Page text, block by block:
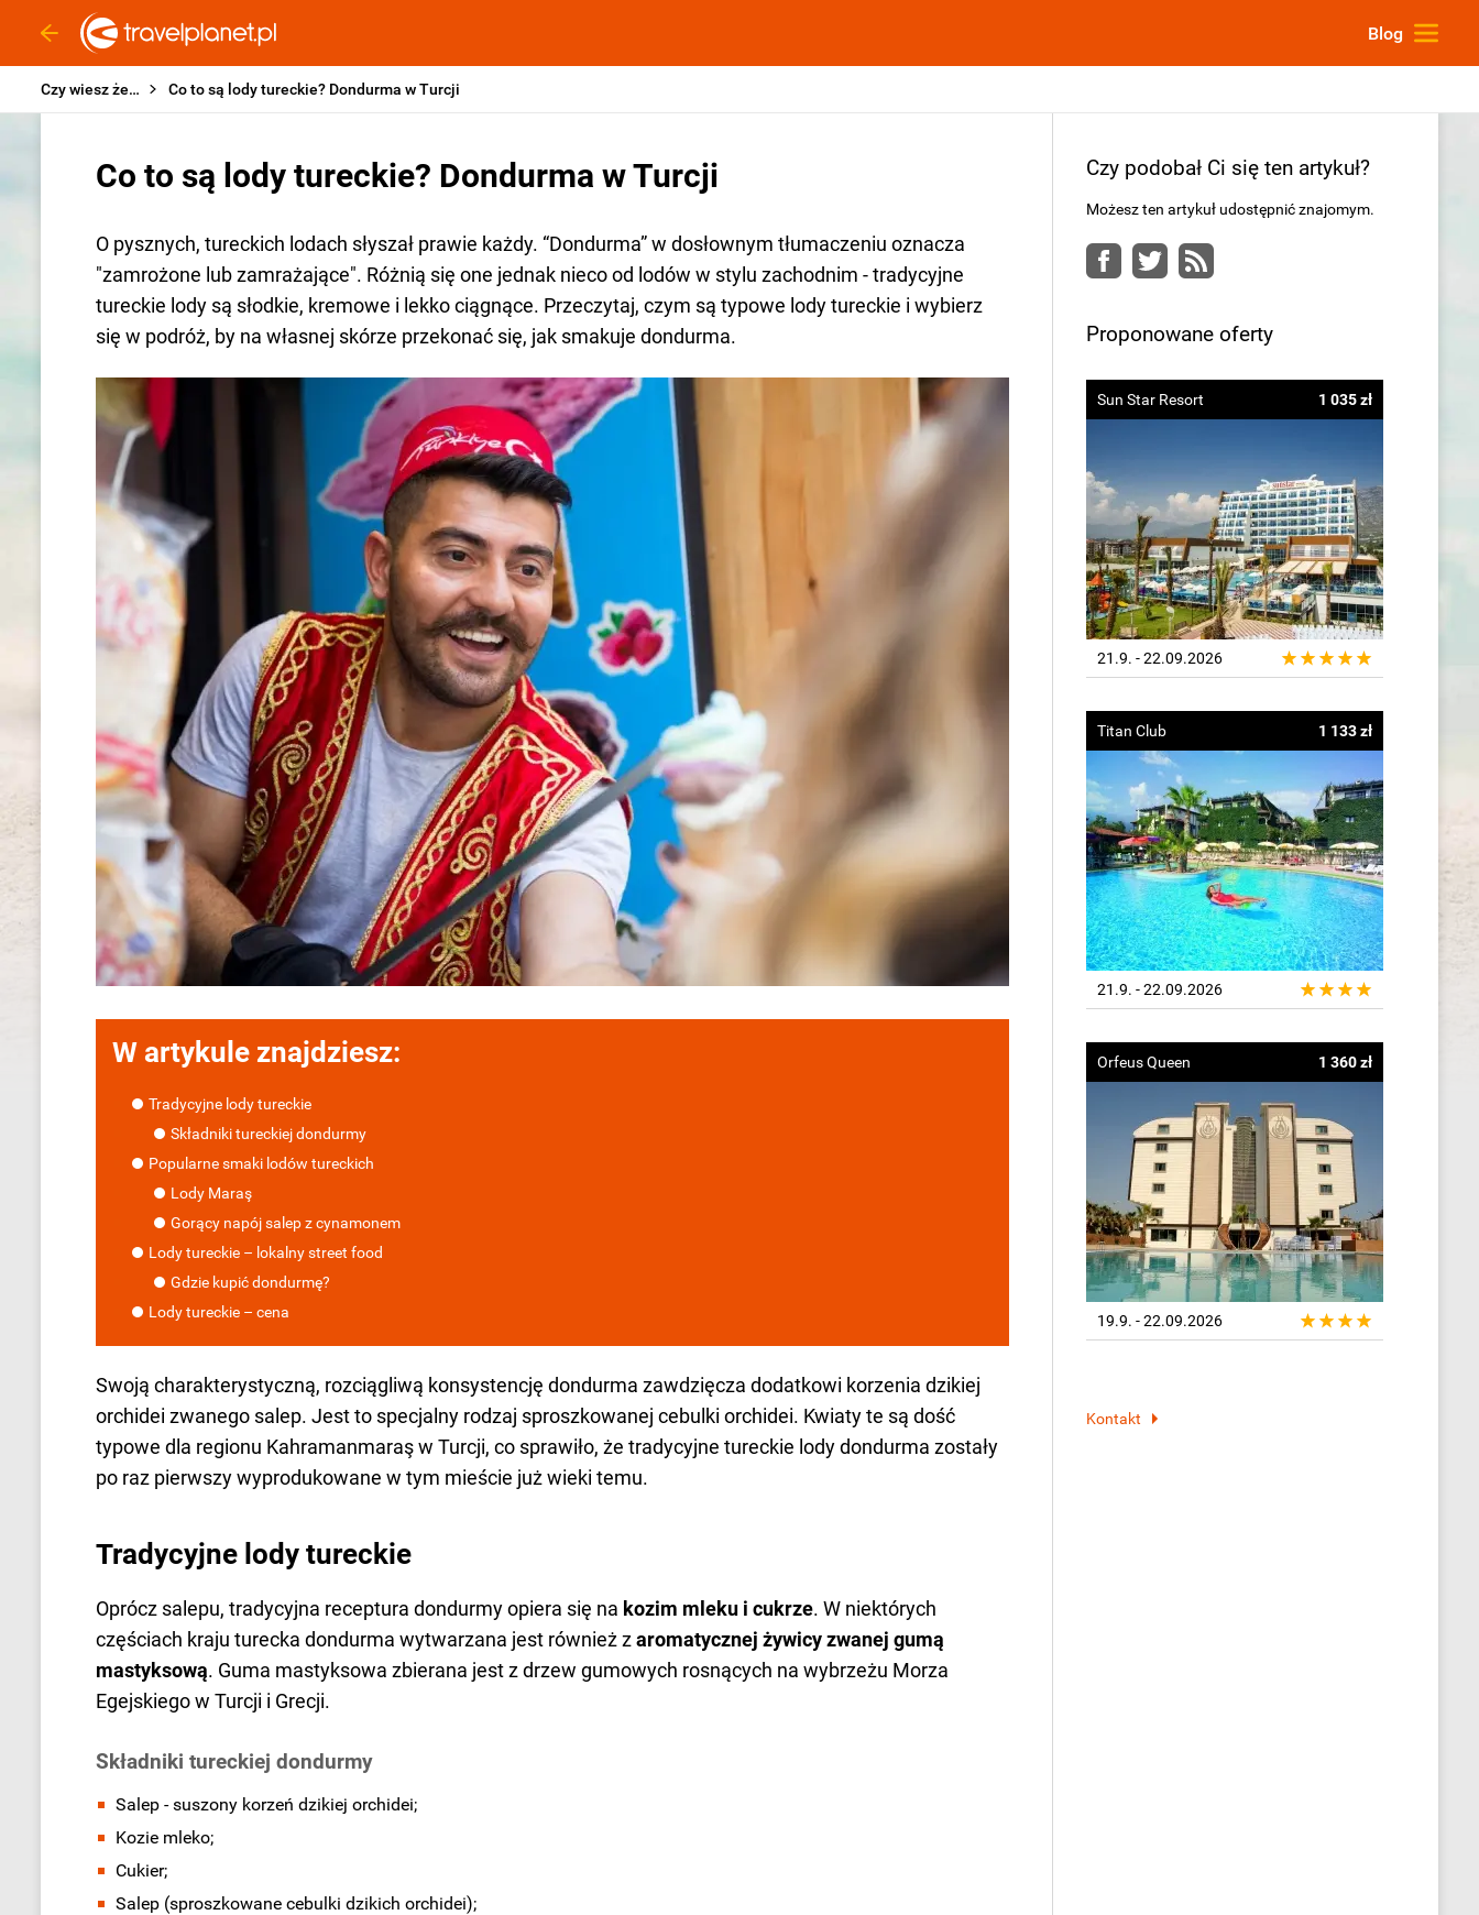
Blog
Czy wiesz że… Co to są lody tureckie? Dondurma w Turcji
Co to są lody tureckie? Dondurma w Turcji
O pysznych, tureckich lodach słyszał prawie każdy. “Dondurma” w dosłownym tłumaczeniu oznacza
"zamrożone lub zamrażające". Różnią się one jednak nieco od lodów w stylu zachodnim - tradycyjne
tureckie lody są słodkie, kremowe i lekko ciągnące. Przeczytaj, czym są typowe lody tureckie i wybierz
się w podróż, by na własnej skórze przekonać się, jak smakuje dondurma.
W artykule znajdziesz:
Tradycyjne lody tureckie
Składniki tureckiej dondurmy
Popularne smaki lodów tureckich
Lody Maraş
Gorący napój salep z cynamonem
Lody tureckie – lokalny street food
Gdzie kupić dondurmę?
Lody tureckie – cena
Swoją charakterystyczną, rozciągliwą konsystencję dondurma zawdzięcza dodatkowi korzenia dzikiej
orchidei zwanego salep. Jest to specjalny rodzaj sproszkowanej cebulki orchidei. Kwiaty te są dość
typowe dla regionu Kahramanmaraş w Turcji, co sprawiło, że tradycyjne tureckie lody dondurma zostały
po raz pierwszy wyprodukowane w tym mieście już wieki temu.
Tradycyjne lody tureckie
Oprócz salepu, tradycyjna receptura dondurmy opiera się na kozim mleku i cukrze. W niektórych
częściach kraju turecka dondurma wytwarzana jest również zaromatycznej żywicy zwanej gumą
mastyksową. Guma mastyksowa zbierana jest z drzew gumowych rosnących na wybrzeżu Morza
Egejskiego w Turcji i Grecji.
Składniki tureckiej dondurmy
Salep - suszony korzeń dzikiej orchidei;
Kozie mleko;
Cukier;
Salep (sproszkowane cebulki dzikich orchidei);
Czy podobał Ci się ten artykuł?
Możesz ten artykuł udostępnić znajomym.
Facebook
Twitter
RSS
Proponowane oferty
Sun Star Resort 1 035 zł
21.9. - 22.09.2026
Titan Club 1 133 zł
21.9. - 22.09.2026
Orfeus Queen 1 360 zł
19.9. - 22.09.2026
Kontakt